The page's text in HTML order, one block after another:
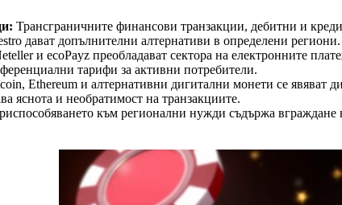
Трансграничните финансови транзакции, дебитни и
дават допълнителни алтернативи в определени региони.
и ecoPayz преобладават сектора на електронните
тарифи за активни потребители.
Ethereum и алтернативни дигитални монети се явяват
яснота и необратимост на транзакциите.
към регионални нужди съдържа